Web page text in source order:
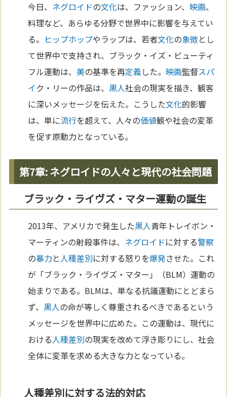
今日、 ネグロイドの文化は、ファッション、 映画、
料理など、あらゆる分野で世界中に影響を与えてい
る。 ヒップホップやラップは、若者文化の象徴とし
て世界中で支持され、ブラック・イズ・ビューティ
フル運動は、美の基準を再定義した。 映画監督スパ
イク・リーの作品は、 黒人社会の現実を描き、観客
に深いメッセージを伝えた。こうした文化的影響
は、単に流行を超えて、人々の価値観や社会の変革
を促す原動力となっている。
第7章: ネグロイドの人々と現代の社会問題
ブラック・ライヴズ・マター運動の誕生
2013年、アメリカで発生した黒人青年トレイボン・
マーティンの射殺事件は、 ネグロイドに対する警察
の暴力と人種差別に対する怒りを爆発させた。これ
が「ブラック・ライヴズ・マター」（BLM）運動の
始まりである。BLMは、単なる抗議運動にとどまら
ず、 黒人の命が等しく尊重されるべきであるという
メッセージを世界中に広めた。この運動は、現代に
おける人種差別の現実を改めて浮き彫りにし、社会
全体に変革を求める大きな力となっている。
人種差別に対する法的対応